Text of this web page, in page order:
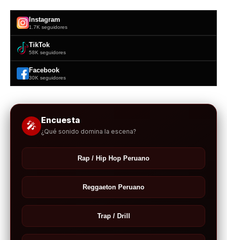
Instagram
1.7K seguidores
TikTok
58K seguidores
Facebook
30K seguidores
🎤 Encuesta
¿Qué sonido domina la escena?
Rap / Hip Hop Peruano
Reggaeton Peruano
Trap / Drill